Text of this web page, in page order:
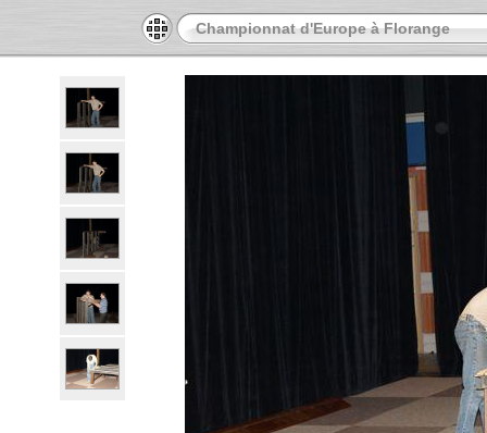
Championnat d'Europe à Florange